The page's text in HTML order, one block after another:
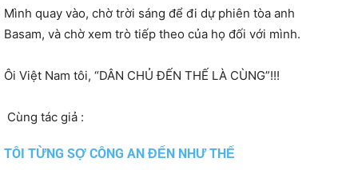
Mình quay vào, chờ trời sáng để đi dự phiên tòa anh
Basam, và chờ xem trò tiếp theo của họ đối với mình.
Ôi Việt Nam tôi, “DÂN CHỦ ĐẾN THẾ LÀ CÙNG”!!!
Cùng tác giả :
TÔI TỪNG SỢ CÔNG AN ĐẾN NHƯ THẾ